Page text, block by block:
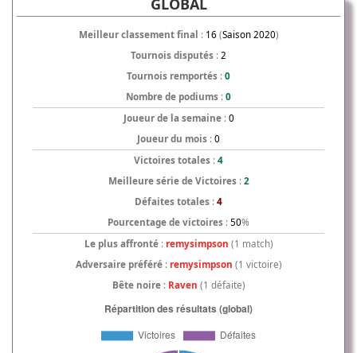
GLOBAL
Meilleur classement final : 16 (Saison 2020)
Tournois disputés : 2
Tournois remportés : 0
Nombre de podiums : 0
Joueur de la semaine: 0
Joueur du mois : 0
Victoires totales : 4
Meilleure série de Victoires: 2
Défaites totales : 4
Pourcentage de victoires : 50%
Le plus affronté: remysimpson (1 match)
Adversaire préféré: remysimpson (1 victoire)
Bête noire: Raven (1 défaite)